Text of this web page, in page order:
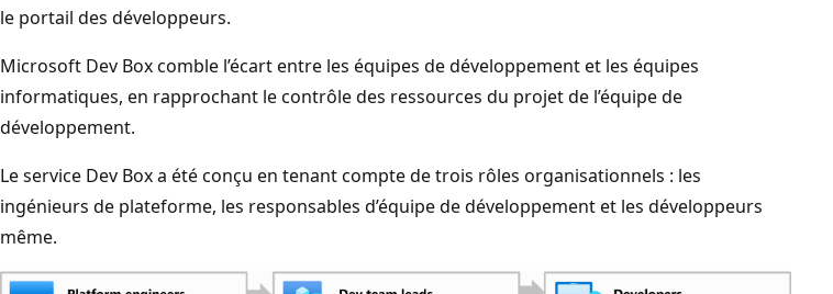
le portail des développeurs.
Microsoft Dev Box comble l’écart entre les équipes de développement et les équipes
informatiques, en rapprochant le contrôle des ressources du projet de l’équipe de
développement.
Le service Dev Box a été conçu en tenant compte de trois rôles organisationnels : les
ingénieurs de plateforme, les responsables d’équipe de développement et les développeurs
même.